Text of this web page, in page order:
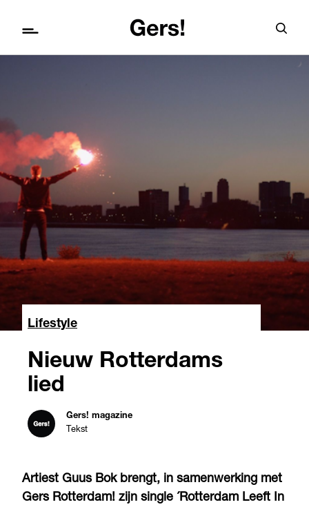
Lifestyle
Nieuw Rotterdams
lied
Gers! magazine
Tekst
Artiest Guus Bok brengt, in samenwerking met
Gers Rotterdam! zijn single ´Rotterdam Leeft In